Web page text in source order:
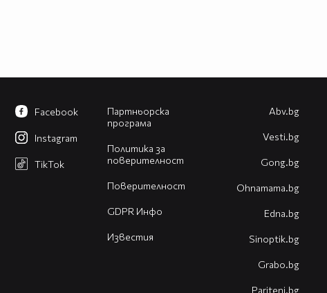
Партньорска
програма
Политика за
поверителност
Поверителност
GDPR Инфо
Известия
Facebook
Instagram
TikTok
Abv.bg
Vesti.bg
Gong.bg
Оhnamama.bg
Edna.bg
Sinoptik.bg
Grabo.bg
Pariteni.bg